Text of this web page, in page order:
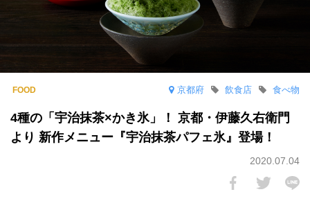
京都府 食べ物
飲食店
4種の「宇治抹茶×かき氷」！ 京都・伊藤久右衛門
より 新作メニュー『宇治抹茶パフェ氷』登場！
2020.07.04